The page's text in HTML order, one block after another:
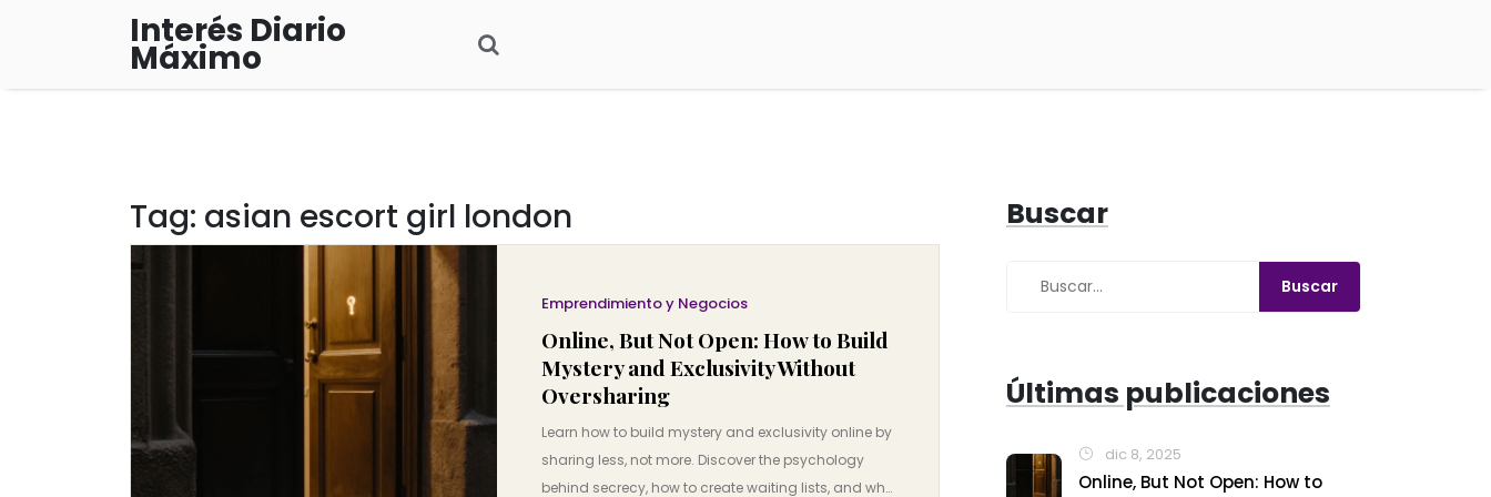
Interés Diario
Máximo
Tag: asian escort girl london
Emprendimiento y Negocios
Online, But Not Open: How to Build
Mystery and Exclusivity Without
Oversharing
Learn how to build mystery and exclusivity online by
sharing less, not more. Discover the psychology
behind secrecy, how to create waiting lists, and why
Buscar
Últimas publicaciones
dic 8, 2025
Online, But Not Open: How to